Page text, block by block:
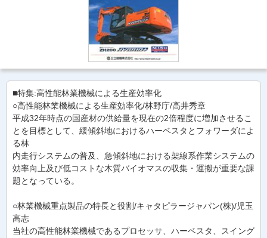
■特集:高性能林業機械による生産効率化
○高性能林業機械による生産効率化/林野庁/高井秀章
平成32年時点の国産材の供給量を現在の2倍程度に増加させるこ
とを目標として、緩傾斜地におけるハーベスタとフォワーダによ
る林
内走行システムの普及、急傾斜地における架線系作業システムの
効率向上及び低コストな木質バイオマスの収集・運搬が重要な課
題となっている。
○林業機械重点製品の特長と役割/キャタピラージャパン(株)/児玉
高志
当社の高性能林業機械であるプロセッサ、ハーベスタ、スイング